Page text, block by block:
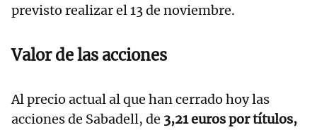
previsto realizar el 13 de noviembre.
Valor de las acciones
Al precio actual al que han cerrado hoy las
acciones de Sabadell, de 3,21 euros por títulos,